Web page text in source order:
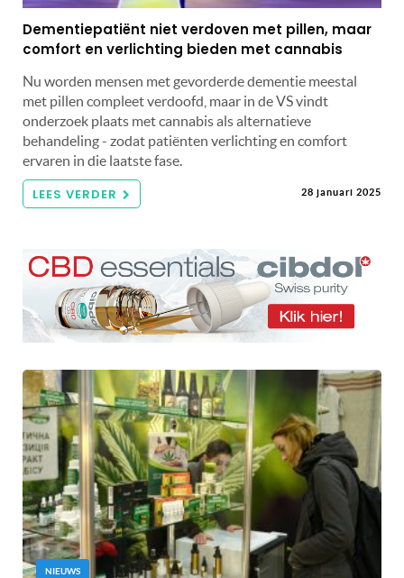
Dementiepatiënt niet verdoven met pillen, maar
comfort en verlichting bieden met cannabis
Nu worden mensen met gevorderde dementie meestal
met pillen compleet verdoofd, maar in de VS vindt
onderzoek plaats met cannabis als alternatieve
behandeling - zodat patiënten verlichting en comfort
ervaren in die laatste fase.
LEES VERDER 28 januari 2025
NIEUWS